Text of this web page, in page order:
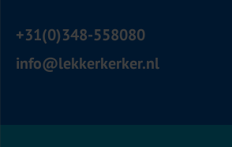
+31(0)348-558080
info@lekkerkerker.nl